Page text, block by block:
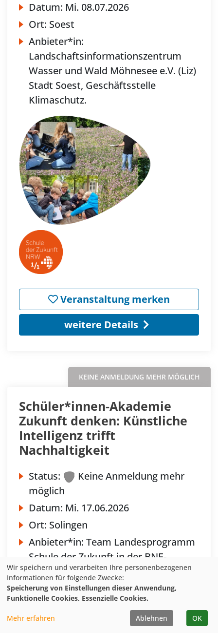
Datum: Mi. 08.07.2026
Ort: Soest
Anbieter*in:
Landschaftsinformationszentrum
Wasser und Wald Möhnesee e.V. (Liz)
Stadt Soest, Geschäftsstelle
Klimaschutz.
Veranstaltung merken
weitere Details
KEINE ANMELDUNG MEHR MÖGLICH
Schüler*innen-Akademie
Zukunft denken: Künstliche
Intelligenz trifft
Nachhaltigkeit
Status:
Keine Anmeldung mehr
möglich
Datum: Mi. 17.06.2026
Ort: Solingen
Anbieter*in: Team Landesprogramm
Schule der Zukunft in der BNE-
Agentur NRW in der NUA
Wir speichern und verarbeiten Ihre personenbezogenen
Informationen für folgende Zwecke:
Speicherung von Einstellungen dieser Anwendung,
Funktionelle Cookies, Essenzielle Cookies.
Mehr erfahren Ablehnen OK